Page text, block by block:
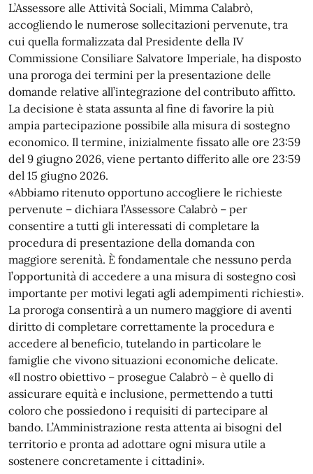
L’Assessore alle Attività Sociali, Mimma Calabrò,
accogliendo le numerose sollecitazioni pervenute, tra
cui quella formalizzata dal Presidente della IV
Commissione Consiliare Salvatore Imperiale, ha disposto
una proroga dei termini per la presentazione delle
domande relative all’integrazione del contributo affitto.
La decisione è stata assunta al fine di favorire la più
ampia partecipazione possibile alla misura di sostegno
economico. Il termine, inizialmente fissato alle ore 23:59
del 9 giugno 2026, viene pertanto differito alle ore 23:59
del 15 giugno 2026.
«Abbiamo ritenuto opportuno accogliere le richieste
pervenute – dichiara l’Assessore Calabrò – per
consentire a tutti gli interessati di completare la
procedura di presentazione della domanda con
maggiore serenità. È fondamentale che nessuno perda
l’opportunità di accedere a una misura di sostegno così
importante per motivi legati agli adempimenti richiesti».
La proroga consentirà a un numero maggiore di aventi
diritto di completare correttamente la procedura e
accedere al beneficio, tutelando in particolare le
famiglie che vivono situazioni economiche delicate.
«Il nostro obiettivo – prosegue Calabrò – è quello di
assicurare equità e inclusione, permettendo a tutti
coloro che possiedono i requisiti di partecipare al
bando. L’Amministrazione resta attenta ai bisogni del
territorio e pronta ad adottare ogni misura utile a
sostenere concretamente i cittadini».